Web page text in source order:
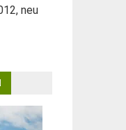
neu